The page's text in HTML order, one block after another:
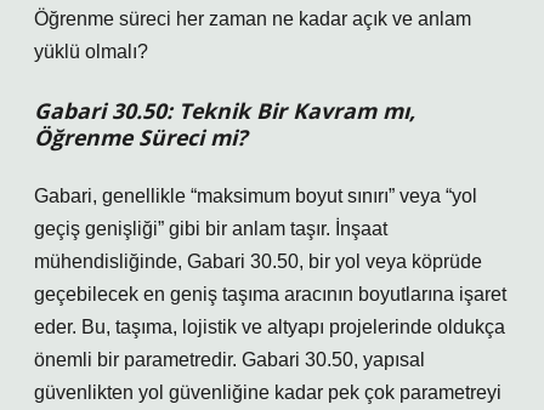
Öğrenme süreci her zaman ne kadar açık ve anlam
yüklü olmalı?
Gabari 30.50: Teknik Bir Kavram mı,
Öğrenme Süreci mi?
Gabari, genellikle “maksimum boyut sınırı” veya “yol
geçiş genişliği” gibi bir anlam taşır. İnşaat
mühendisliğinde, Gabari 30.50, bir yol veya köprüde
geçebilecek en geniş taşıma aracının boyutlarına işaret
eder. Bu, taşıma, lojistik ve altyapı projelerinde oldukça
önemli bir parametredir. Gabari 30.50, yapısal
güvenlikten yol güvenliğine kadar pek çok parametreyi